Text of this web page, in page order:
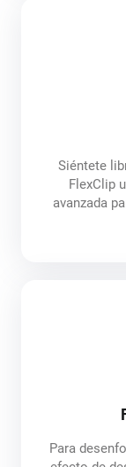
Siéntete
FlexClip
avanzada
Para